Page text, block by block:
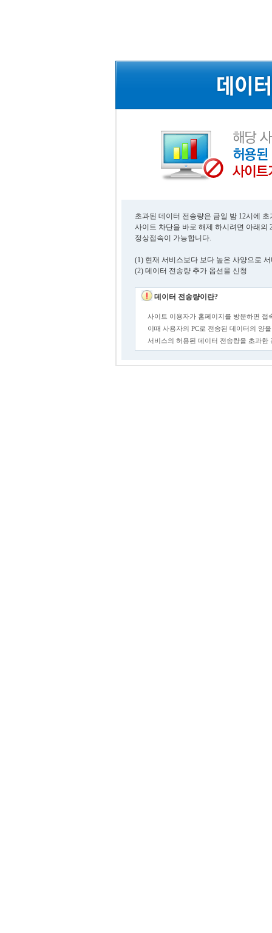
초과된 데이터 전송량은 금일 밤 12시에
사이트 차단을 바로 해제 하시려면 아래의
정상접속이 가능합니다.
(1) 현재 서비스보다 보다 높은 사양으로
(2) 데이터 전송량 추가 옵션을 신청
데이터 전송량이란?
사이트 이용자가 홈페이지를 방문하면 접
이때 사용자의 PC로 전송된 데이터의 양
서비스의 허용된 데이터 전송량을 초과